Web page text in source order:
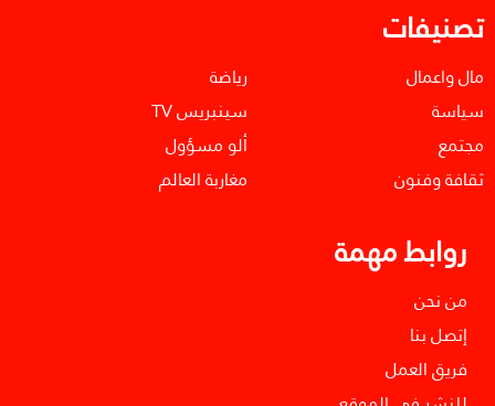
تصنيفات
مال واعمال
سياسة
مجتمع
ثقافة وفنون
رياضة
سينبريس TV
ألو مسؤول
مغاربة العالم
روابط مهمة
من نحن
إتصل بنا
فريق العمل